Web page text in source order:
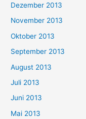
Dezember 2013
November 2013
Oktober 2013
September 2013
August 2013
Juli 2013
Juni 2013
Mai 2013